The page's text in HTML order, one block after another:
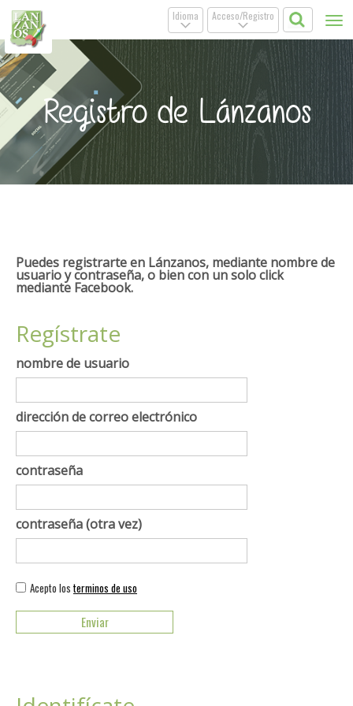
Acceso/Registro
.
Idioma
.
Registro de Lánzanos
Puedes registrarte en Lánzanos, mediante nombre de
usuario y contraseña, o bien con un solo click
mediante Facebook.
Regístrate
nombre de usuario
dirección de correo electrónico
contraseña
contraseña (otra vez)
Acepto los terminos de uso